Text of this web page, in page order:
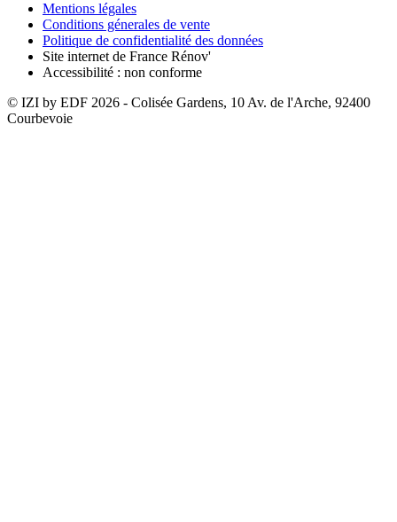
Mentions légales
Conditions génerales de vente
Politique de confidentialité des données
Site internet de France Rénov'
Accessibilité : non conforme
© IZI by EDF 2026 - Colisée Gardens, 10 Av. de l'Arche, 92400
Courbevoie